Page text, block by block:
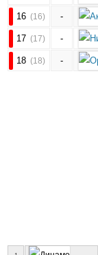
16 (16) -
17 (17) -
18 (18) -